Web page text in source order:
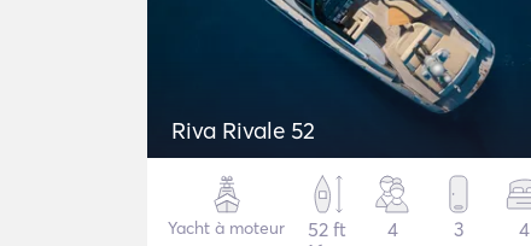
Riva Rivale 52
Yacht à moteur
52 ft
4 3 4